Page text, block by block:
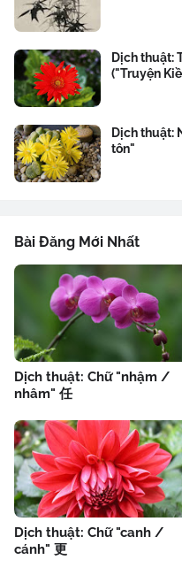
Dịch thuật:
("Truyện
Dịch thuật:
tôn"
Bài Đăng Mới Nhất
Dịch thuật: Chữ "nhậm /
nhâm" 任
Dịch thuật: Chữ "canh /
cánh" 更